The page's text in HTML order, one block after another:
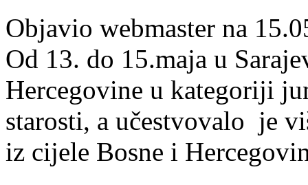
Objavio webmaster na
Od 13. do 15.maja u
Hercegovine u kategoriji
starosti, a učestvovalo je
iz cijele Bosne i